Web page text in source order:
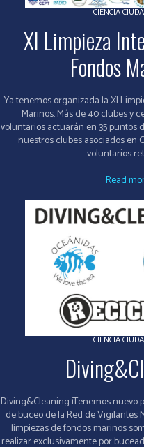
CIENCIA
XI Limpieza
Fondos
Ya tenemos organizada la XI
Marinos. Más de 40 clubes y centros de buceo con sus
voluntarios actuarán en 35 puntos
nuestros clubes asociados en
voluntarios
Read
CIENCIA
Diving&Cleaning ¡Tenemos nuevo
de buceo de la Red de Vigilantes
limpiezas de fondos marinos
realizar exclusivamente por